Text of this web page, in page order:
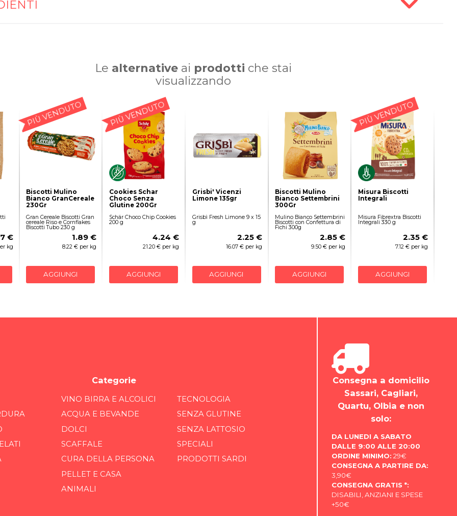
Le alternativeai prodotti che stai
visualizzando
€
kg
PIÙ VENDUTO
Biscotti Mulino
Bianco GranCereale
230Gr
Gran Cereale Biscotti Gran
cereale Riso e Cornflakes
Biscotti Tubo 230 g
1.89 €
8.22 € per kg
AGGIUNGI
PIÙ VENDUTO
Cookies Schar
Choco Senza
Glutine 200Gr
Schär Choco Chip Cookies
200 g
4.24 €
21.20 € per kg
AGGIUNGI
Grisbi' Vicenzi
Limone 135gr
Grisbì Fresh Limone 9 x 15
g
2.25 €
16.07 € per kg
AGGIUNGI
Biscotti Mulino
Bianco Settembrini
300Gr
Mulino Bianco Settembrini
Biscotti con Confettura di
Fichi 300g
2.85 €
9.50 € per kg
AGGIUNGI
PIÙ VENDUTO
Misura Biscotti
Integrali
Misura Fibrextra Biscotti
Integrali 330 g
2.35 €
7.12 € per kg
AGGIUNGI
Categorie
VINO BIRRA E ALCOLICI
ACQUA E BEVANDE
DOLCI
SCAFFALE
CURA DELLA PERSONA
PELLET E CASA
ANIMALI
TECNOLOGIA
SENZA GLUTINE
SENZA LATTOSIO
SPECIALI
PRODOTTI SARDI
Consegna a domicilio
Sassari, Cagliari,
Quartu, Olbia e non
solo:
DA LUNEDI A SABATO
DALLE 9:00 ALLE 20:00
ORDINE MINIMO: 29€
CONSEGNA A PARTIRE DA:
3,90€
CONSEGNA GRATIS *:
DISABILI, ANZIANI E SPESE
+50€